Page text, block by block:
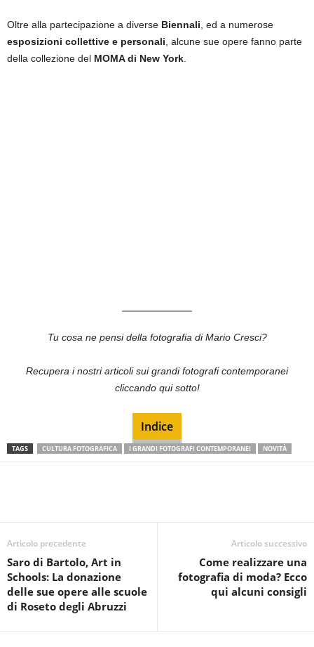
Oltre alla partecipazione a diverse Biennali, ed a numerose
esposizioni collettive e personali, alcune sue opere fanno parte
della collezione del MOMA di New York.
Tu cosa ne pensi della fotografia di Mario Cresci?
Recupera i nostri articoli sui grandi fotografi contemporanei
cliccando qui sotto!
Indice
TAGS CULTURA FOTOGRAFICA I GRANDI FOTOGRAFI CONTEMPORANEI NOVITÀ
Articolo precedente
Saro di Bartolo, Art in
Schools: La donazione
delle sue opere alle scuole
di Roseto degli Abruzzi
Articolo successivo
Come realizzare una
fotografia di moda? Ecco
qui alcuni consigli